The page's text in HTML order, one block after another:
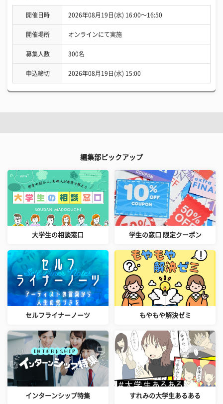
開催日時 2026年08月19日(水) 16:00〜16:50
開催場所 オンラインにて実施
募集人数 300名
申込締切 2026年08月19日(水) 15:00
編集部ピックアップ
大学生の相談窓口 学生の窓口 限定クーポン
セルフライナーノーツ もやもや解決ゼミ
インターンシップ特集 すれみの大学生あるある